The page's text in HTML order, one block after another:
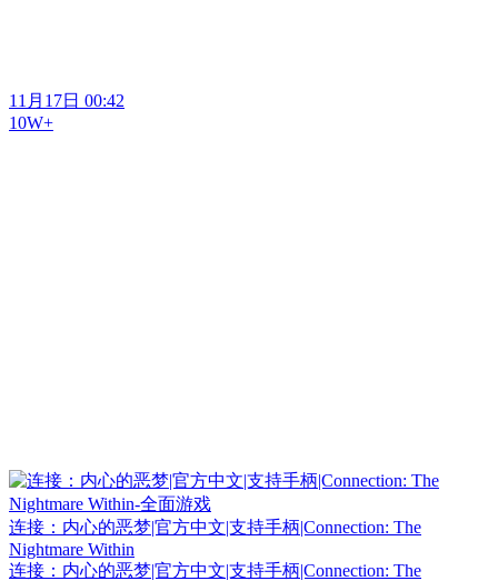
11月17日 00:42
10W+
连接：内心的恶梦|官方中文|支持手柄|Connection: The
Nightmare Within
连接：内心的恶梦|官方中文|支持手柄|Connection: The